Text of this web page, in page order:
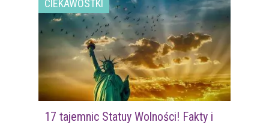
CIEKAWOSTKI
17 tajemnic Statuy Wolności! Fakty i